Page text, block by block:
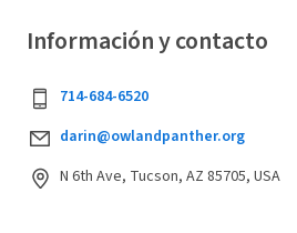
Información y contacto
714-684-6520
darin@owlandpanther.org
N 6th Ave, Tucson, AZ 85705, USA